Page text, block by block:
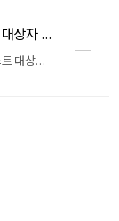
★ 26년 스키 레벨3 티칭테스트 대상자 조편성 ★
첨부와 같이 26년 스키 레벨3 티칭테스트 대상자 조편성 공지합니다. 첨부 참조…